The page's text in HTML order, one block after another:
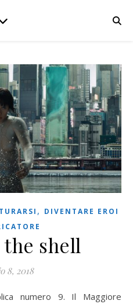
, DIVENTARE EROI
shell
8, 2018